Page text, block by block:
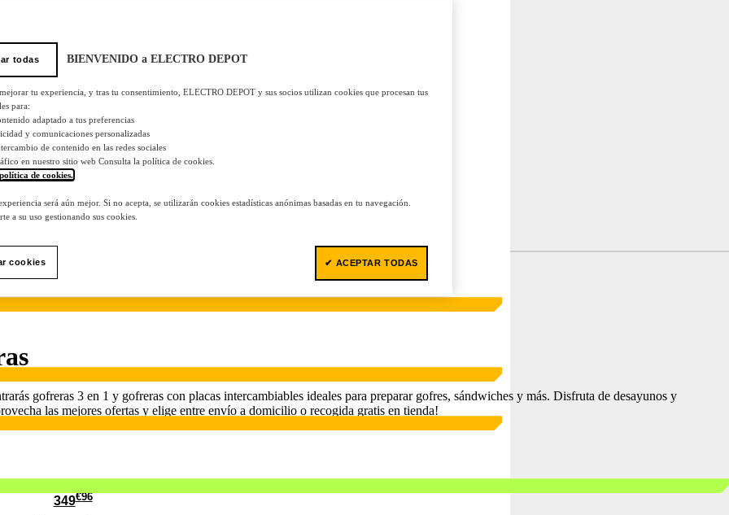
349€96
gofreras 3 en 1 y gofreras con placas intercambiables ideales para preparar gofres, sándwiches y más. Disfruta de desayunos y
las mejores ofertas y elige entre envío a domicilio o recogida gratis en tienda!
todas BIENVENIDO a ELECTRO DEPOT
tu experiencia, y tras tu consentimiento, ELECTRO DEPOT y sus socios utilizan cookies que procesan tus
para:
adaptado a tus preferencias
y comunicaciones personalizadas
de contenido en las redes sociales
en nuestro sitio web Consulta la política de cookies.
de cookies.
será aún mejor. Si no acepta, se utilizarán cookies estadísticas anónimas basadas en tu navegación.
a su uso gestionando sus cookies.
cookies ✔ ACEPTAR TODAS